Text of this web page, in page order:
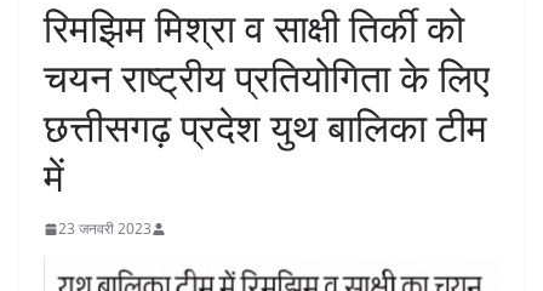
रिमझिम मिश्रा व साक्षी तिर्की को
चयन राष्ट्रीय प्रतियोगिता के लिए
छत्तीसगढ़ प्रदेश युथ बालिका टीम
में
23 जनवरी 2023